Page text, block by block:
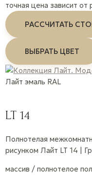
точная цена зависит от
РАССЧИТАТЬ
ВЫБРАТЬ ЦВЕТ
Лайт эмаль RAL
LT 14
Полнотелая
рисунком Лайт LT 14 |
массив / полнотелое